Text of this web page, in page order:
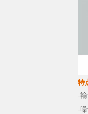
特
-
-